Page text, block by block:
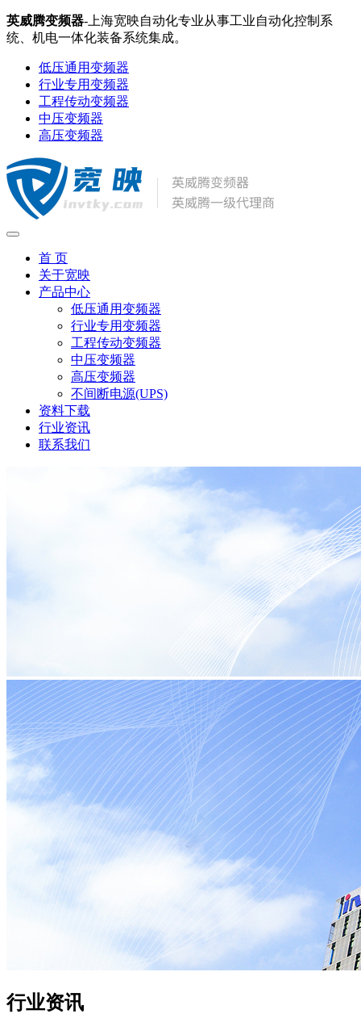
英威腾变频器-上海宽映自动化专业从事工业自动化控制系
统、机电一体化装备系统集成。
低压通用变频器
行业专用变频器
工程传动变频器
中压变频器
高压变频器
首 页
关于宽映
产品中心
低压通用变频器
行业专用变频器
工程传动变频器
中压变频器
高压变频器
不间断电源(UPS)
资料下载
行业资讯
联系我们
行业资讯